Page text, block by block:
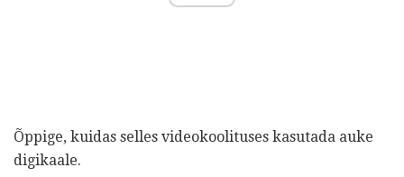
Õppige, kuidas selles videokoolituses kasutada auke
digikaale.